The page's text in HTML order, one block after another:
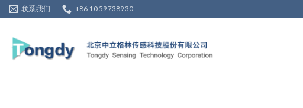
Skip
to
联系我们 +86 10 59738930